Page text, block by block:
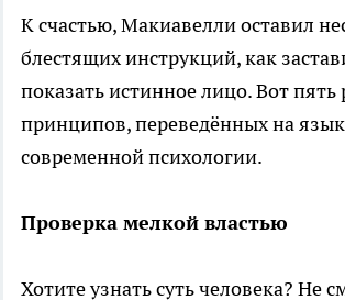
К счастью, Макиавелли оставил
блестящих инструкций, как
показать истинное лицо. Вот пять
принципов, переведённых на язык
современной психологии.
Проверка мелкой властью
Хотите узнать суть человека? Не